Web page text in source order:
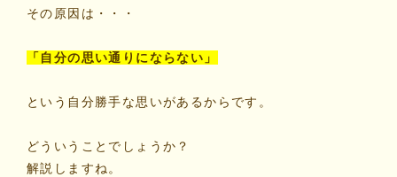
その原因は・・・
「自分の思い通りにならない」
という自分勝手な思いがあるからです。
どういうことでしょうか？
解説しますね。